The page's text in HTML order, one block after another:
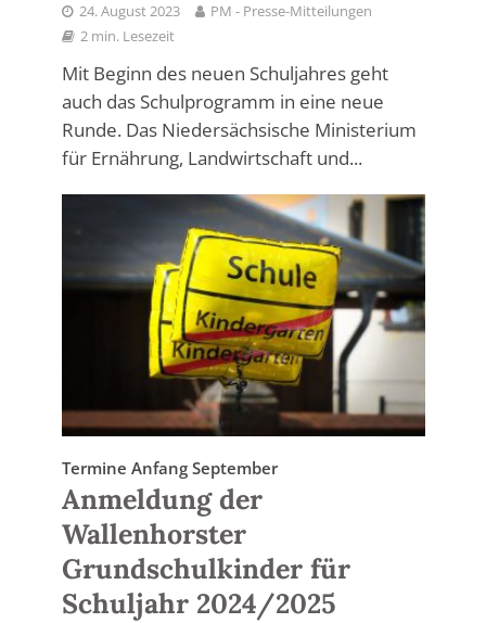
24. August 2023
PM - Presse-Mitteilungen
2 min. Lesezeit
Mit Beginn des neuen Schuljahres geht
auch das Schulprogramm in eine neue
Runde. Das Niedersächsische Ministerium
für Ernährung, Landwirtschaft und...
Termine Anfang September
Anmeldung der
Wallenhorster
Grundschulkinder für
Schuljahr 2024/2025